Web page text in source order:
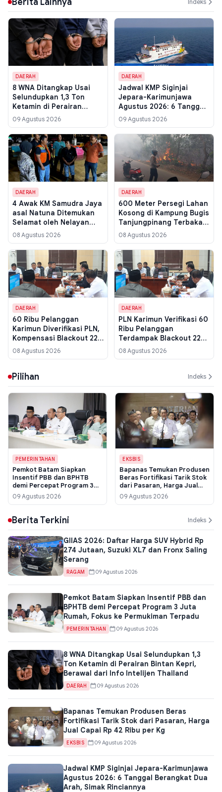
Indeks
DAERAH
8 WNA Ditangkap Usai
Selundupkan 1,3 Ton
Ketamin di Perairan
Bintan Kepri, Berawal dari
Info Intelijen Thailand
09 Agustus 2026
DAERAH
Jadwal KMP Siginjai
Jepara-Karimunjawa
Agustus 2026: 6 Tanggal
Berangkat Dua Arah,
Simak Rinciannya
09 Agustus 2026
DAERAH
4 Awak KM Samudra Jaya
asal Natuna Ditemukan
Selamat oleh Nelayan
Malaysia, Kapal Pecah
dan Tenggelam di
Perairan Kuantan
08 Agustus 2026
DAERAH
600 Meter Persegi Lahan
Kosong di Kampung Bugis
Tanjungpinang Terbakar,
Warga Sempat Padamkan
Secara Manual
08 Agustus 2026
DAERAH
60 Ribu Pelanggan
Karimun Diverifikasi PLN,
Kompensasi Blackout 22
Juli Diusulkan ke Pusat
Pekan Ini
08 Agustus 2026
DAERAH
PLN Karimun Verifikasi 60
Ribu Pelanggan
Terdampak Blackout 22
Juli, Usulan Kompensasi
Segera Dikirim ke Pusat
08 Agustus 2026
Pilihan Indeks
PEMERINTAHAN
Pemkot Batam Siapkan
Insentif PBB dan BPHTB
demi Percepat Program 3
Juta Rumah, Fokus ke
Permukiman Terpadu
09 Agustus 2026
EKSBIS
Bapanas Temukan Produsen
Beras Fortifikasi Tarik Stok
dari Pasaran, Harga Jual
Capai Rp 42 Ribu per Kg
09 Agustus 2026
Berita Terkini Indeks
GIIAS 2026: Daftar Harga SUV Hybrid Rp
274 Jutaan, Suzuki XL7 dan Fronx Saling
Serang
RAGAM 09 Agustus 2026
Pemkot Batam Siapkan Insentif PBB dan
BPHTB demi Percepat Program 3 Juta
Rumah, Fokus ke Permukiman Terpadu
PEMERINTAHAN 09 Agustus 2026
8 WNA Ditangkap Usai Selundupkan 1,3
Ton Ketamin di Perairan Bintan Kepri,
Berawal dari Info Intelijen Thailand
DAERAH 09 Agustus 2026
Bapanas Temukan Produsen Beras
Fortifikasi Tarik Stok dari Pasaran, Harga
Jual Capai Rp 42 Ribu per Kg
EKSBIS 09 Agustus 2026
Jadwal KMP Siginjai Jepara-Karimunjawa
Agustus 2026: 6 Tanggal Berangkat Dua
Arah, Simak Rinciannya